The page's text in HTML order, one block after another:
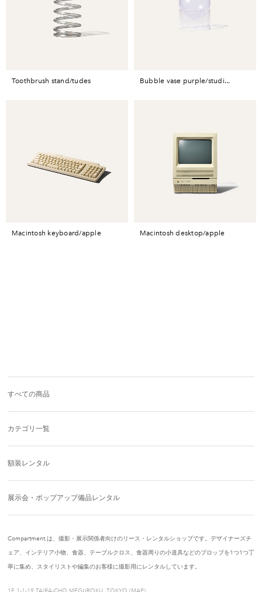
toothbrush stand/tudes bubble vase purple/studi...
macintosh keyboard/apple macintosh desktop/apple
すべての商品
カテゴリ一覧
額装レンタル
展示会・ポップアップ備品レンタル
Compartment.は、撮影・展示関係者向けのリース・レンタルショップです。デザイナーズチ
ェア、インテリア小物、食器、テーブルクロス、食器周りの小道具などのプロップを1つ1つ丁
寧に集め、スタイリストや編集のお客様に撮影用にレンタルしています。